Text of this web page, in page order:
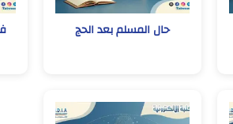
حال المسلم بعد الحج